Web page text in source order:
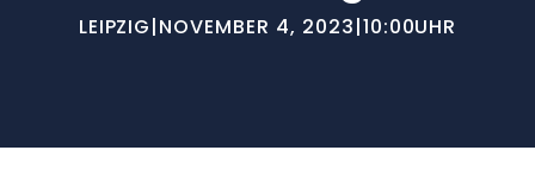
LEIPZIG|NOVEMBER 4, 2023|10:00UHR